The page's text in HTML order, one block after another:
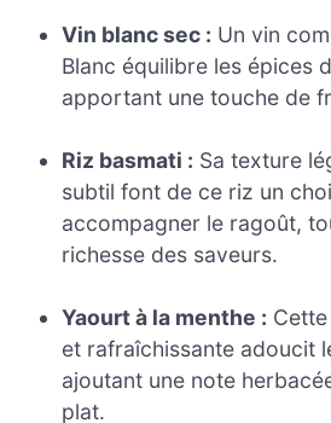
Vin blanc sec : Un vin
Blanc équilibre les épices
apportant une touche de
Riz basmati : Sa texture
subtil font de ce riz un
accompagner le ragoût,
richesse des saveurs.
Yaourt à la menthe :
et rafraîchissante adoucit
ajoutant une note
plat.